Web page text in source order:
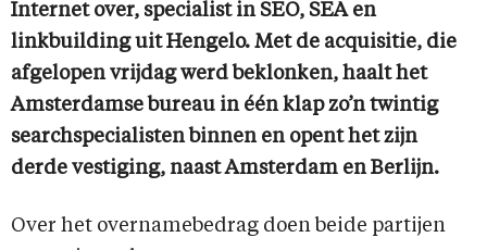
Internet over, specialist in SEO, SEA en
linkbuilding uit Hengelo. Met de acquisitie, die
afgelopen vrijdag werd beklonken, haalt het
Amsterdamse bureau in één klap zo’n twintig
searchspecialisten binnen en opent het zijn
derde vestiging, naast Amsterdam en Berlijn.
Over het overnamebedrag doen beide partijen